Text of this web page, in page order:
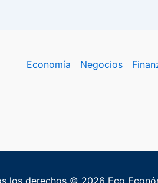
Economía Negocios
los derechos © 2026 Eco